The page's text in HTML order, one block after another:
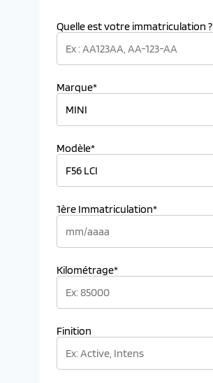
Quelle est votre immatriculation ?
Marque*
Modèle*
1ère Immatriculation*
Kilométrage*
Finition